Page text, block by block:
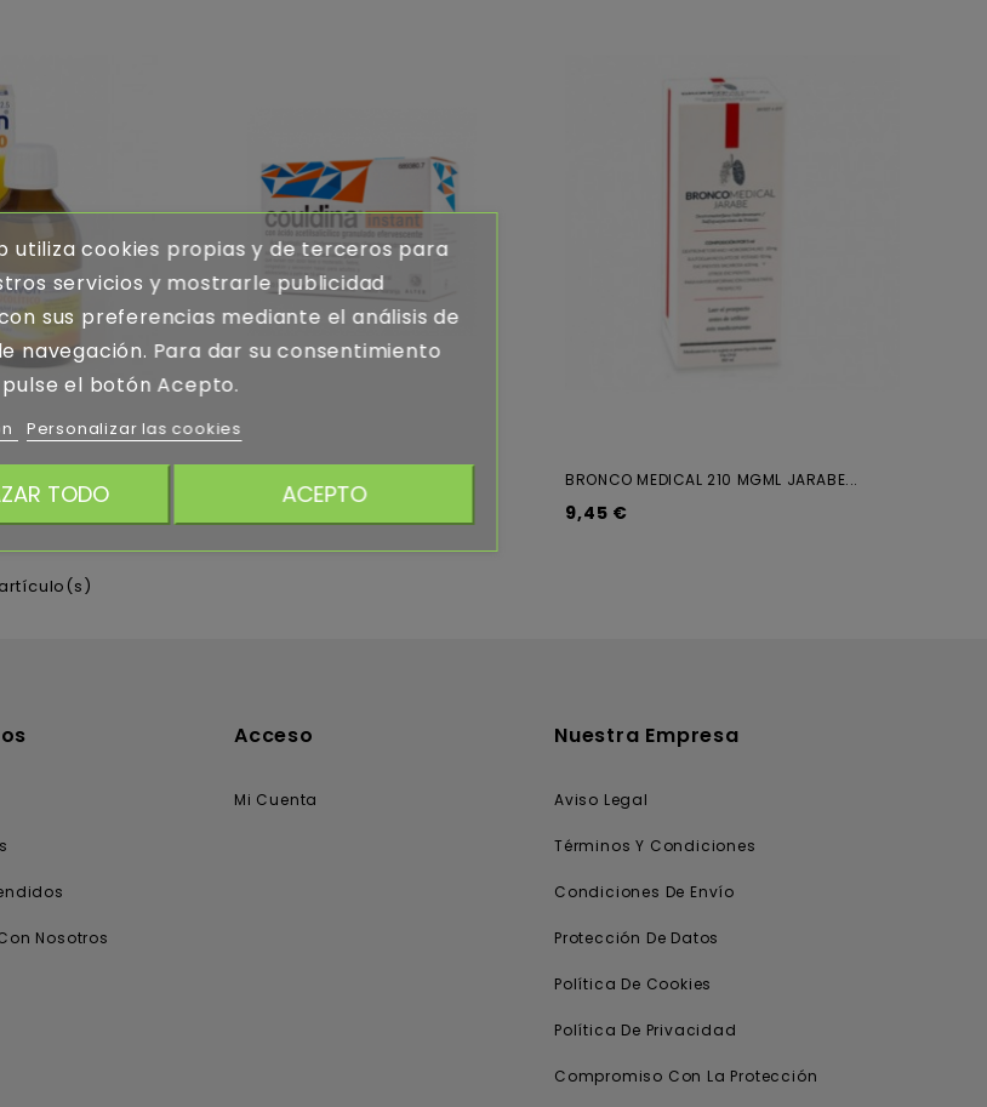
MGML... BRONCO MEDICAL 210 MGML JARABE...
9,45 €
Nosotros
Acceso
Mi Cuenta
Nuestra Empresa
Aviso Legal
Términos Y Condiciones
Condiciones De Envío
Protección De Datos
Política De Cookies
Política De Privacidad
Compromiso Con La Protección
utiliza cookies propias y de terceros para
servicios y mostrarle publicidad
sus preferencias mediante el análisis de
navegación. Para dar su consentimiento
el botón Acepto.
Personalizar las cookies
TODO ACEPTO